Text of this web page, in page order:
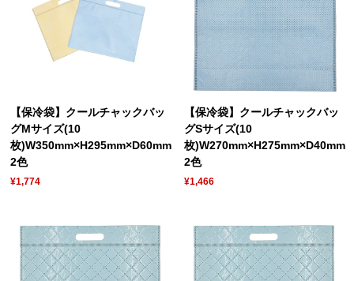
【保冷袋】クールチャックバッ
グMサイズ(10
枚)W350mm×H295mm×D60mm
2色
¥1,774
【保冷袋】クールチャックバッ
グSサイズ(10
枚)W270mm×H275mm×D40mm
2色
¥1,466